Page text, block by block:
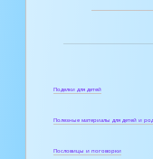
Поделки для детей
Полезные материалы для детей и
Пословицы и поговорки